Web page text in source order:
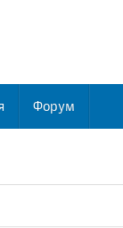
Форум